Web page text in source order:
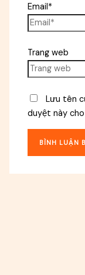
Email*
Trang web
Lưu tên
duyệt này